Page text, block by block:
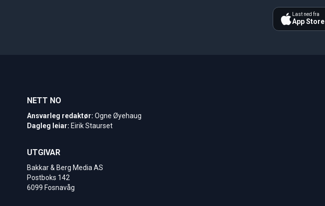
Last ned fra
App Store
NETT NO
Ansvarleg redaktør: Ogne Øyehaug
Dagleg leiar: Eirik Staurset
UTGIVAR
Bakkar & Berg Media AS
Postboks 142
6099 Fosnavåg